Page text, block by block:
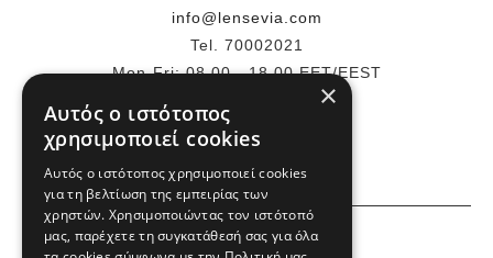
info@lensevia.com
Tel. 70002021
Mon-Fri: 08.00 - 18.00 EET/EEST
ΠΕΡΙΣΣΌΤΕΡΑ
ΕΜΕΙΣ
×
Αυτός ο ιστότοπος
χρησιμοποιεί cookies
Αυτός ο ιστότοπος χρησιμοποιεί cookies
για τη βελτίωση της εμπειρίας των
χρηστών. Χρησιμοποιώντας τον ιστότοπό
μας, παρέχετε τη συγκατάθεσή σας για όλα